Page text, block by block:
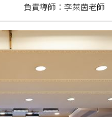
負責導師：李萊茵老師